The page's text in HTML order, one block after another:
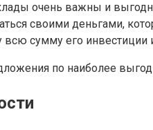
очень важны и
своими деньгами,
всю сумму его
по наиболее